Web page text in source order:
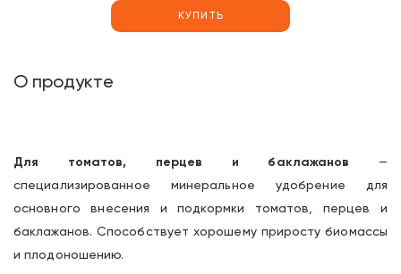
КУПИТЬ
О продукте
Для томатов, перцев и баклажанов —
специализированное минеральное удобрение для
основного внесения и подкормки томатов, перцев и
баклажанов. Способствует хорошему приросту биомассы
и плодоношению.